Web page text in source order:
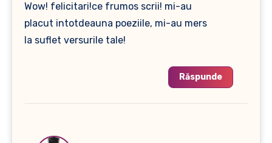
Wow! felicitari!ce frumos scrii! mi-au
placut intotdeauna poeziile, mi-au mers
la suflet versurile tale!
Răspunde